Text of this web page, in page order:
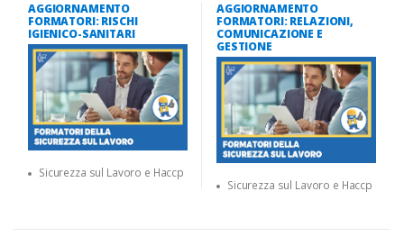
AGGIORNAMENTO
FORMATORI: RISCHI
IGIENICO-SANITARI
Sicurezza sul Lavoro e Haccp
AGGIORNAMENTO
FORMATORI: RELAZIONI,
COMUNICAZIONE E
GESTIONE
Sicurezza sul Lavoro e Haccp